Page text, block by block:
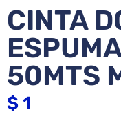
CINTA
50MTS
$ 1